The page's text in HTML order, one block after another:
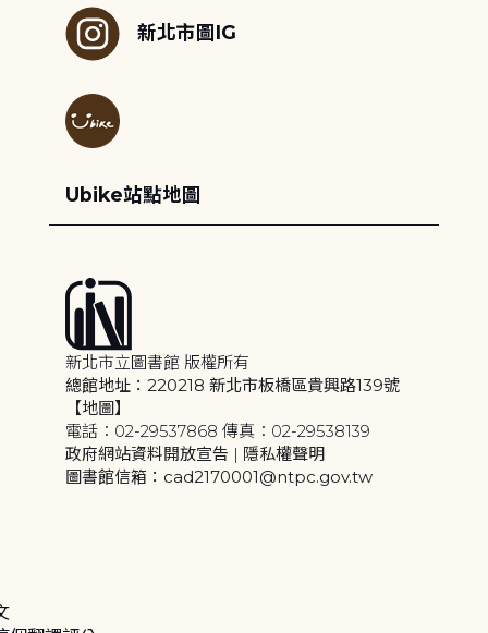
新北市圖IG
Ubike站點地圖
新北市立圖書館 版權所有
總館地址：220218 新北市板橋區貴興路139號
【地圖】
電話：02-29537868 傳真：02-29538139
政府網站資料開放宣告 | 隱私權聲明
圖書館信箱：cad2170001@ntpc.gov.tw